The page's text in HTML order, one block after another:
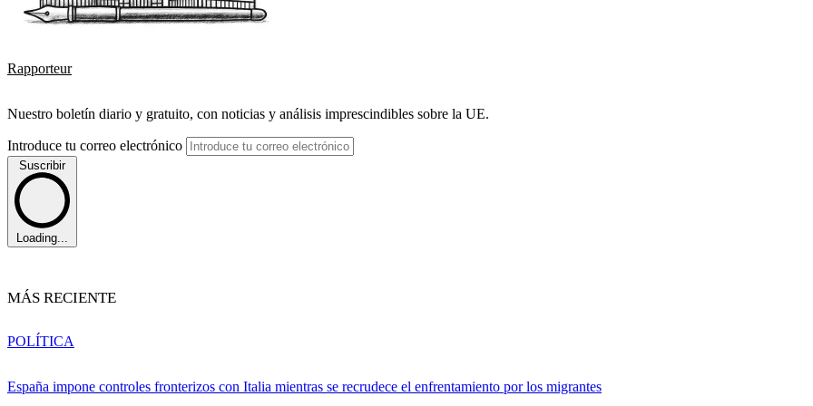
Rapporteur
Nuestro boletín diario y gratuito, con noticias y análisis imprescindibles sobre la UE.
Introduce tu correo electrónico
Suscribir
Loading...
MÁS RECIENTE
España impone controles fronterizos con Italia mientras se recrudece el enfrentamiento por los migrantes
POLÍTICA